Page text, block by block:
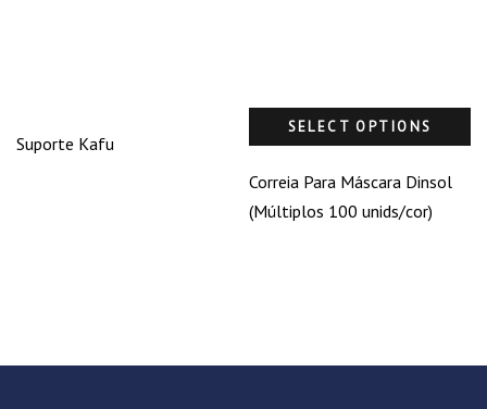
Suporte Kafu
SELECT OPTIONS
Correia Para Máscara Dinsol
(Múltiplos 100 unids/cor)